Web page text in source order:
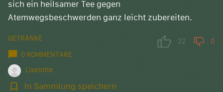
GETRÄNKE
0 KOMMENTARE
Liselotte
22 0
In
In Sammlung speichern